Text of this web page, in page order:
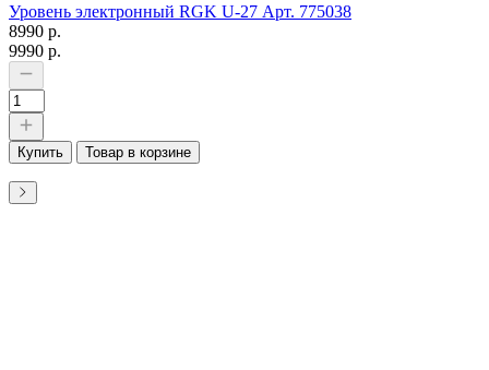
Уровень электронный RGK U-27 Арт. 775038
8990 р.
9990 р.
Купить Товар в корзине